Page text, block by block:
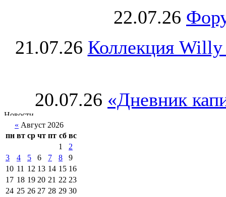
22.07.26
21.07.26 Коллекция Willy
20.07.26 «Дневник
« Август 2026
пн вт ср чт пт сб вс
1
2
3
4 5 6 7 8
9
10 11 12 13 14 15 16
17 18 19 20 21 22 23
24 25 26 27 28 29 30